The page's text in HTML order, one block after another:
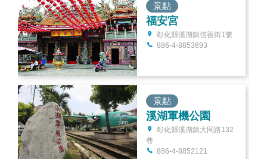
景點
福安宮
彰化縣溪湖鎮信善街1號
886-4-8853693
景點
溪湖軍機公園
彰化縣溪湖鎮大同路132
巷
886-4-8852121